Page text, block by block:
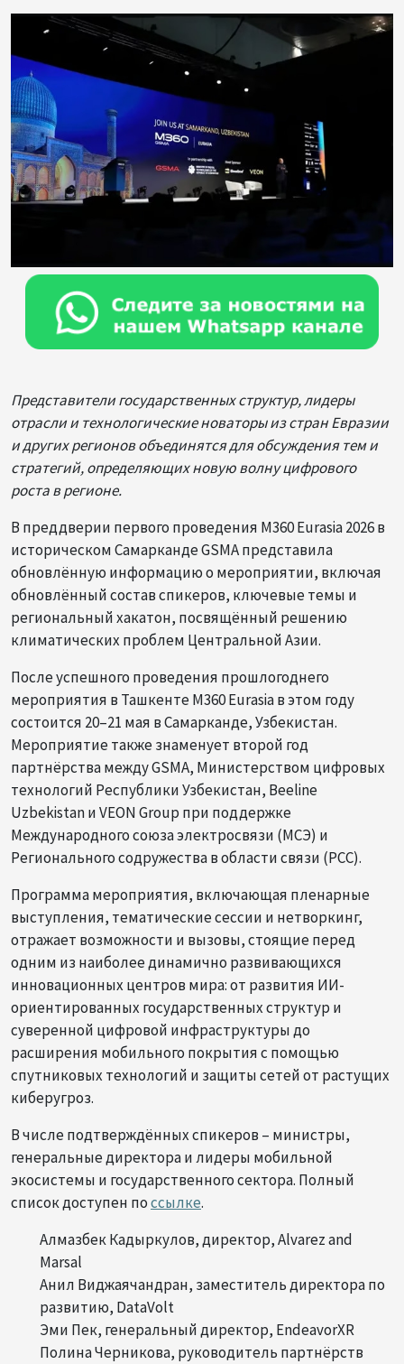
Представители государственных структур, лидеры
отрасли и технологические новаторы из стран Евразии
и других регионов объединятся для обсуждения тем и
стратегий, определяющих новую волну цифрового
роста в регионе.
В преддверии первого проведения M360 Eurasia 2026 в
историческом Самарканде GSMA представила
обновлённую информацию о мероприятии, включая
обновлённый состав спикеров, ключевые темы и
региональный хакатон, посвящённый решению
климатических проблем Центральной Азии.
После успешного проведения прошлогоднего
мероприятия в Ташкенте M360 Eurasia в этом году
состоится 20–21 мая в Самарканде, Узбекистан.
Мероприятие также знаменует второй год
партнёрства между GSMA, Министерством цифровых
технологий Республики Узбекистан, Beeline
Uzbekistan и VEON Group при поддержке
Международного союза электросвязи (МСЭ) и
Регионального содружества в области связи (РСС).
Программа мероприятия, включающая пленарные
выступления, тематические сессии и нетворкинг,
отражает возможности и вызовы, стоящие перед
одним из наиболее динамично развивающихся
инновационных центров мира: от развития ИИ-
ориентированных государственных структур и
суверенной цифровой инфраструктуры до
расширения мобильного покрытия с помощью
спутниковых технологий и защиты сетей от растущих
киберугроз.
В числе подтверждённых спикеров – министры,
генеральные директора и лидеры мобильной
экосистемы и государственного сектора. Полный
список доступен поссылке.
Алмазбек Кадыркулов, директор, Alvarez and
Marsal
Анил Виджаячандран, заместитель директора по
развитию, DataVolt
Эми Пек, генеральный директор, EndeavorXR
Полина Черникова, руководитель партнёрств